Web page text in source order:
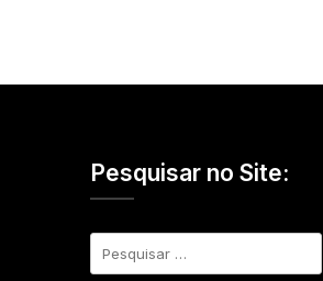
Pesquisar no Site:
Pesquisar
por: